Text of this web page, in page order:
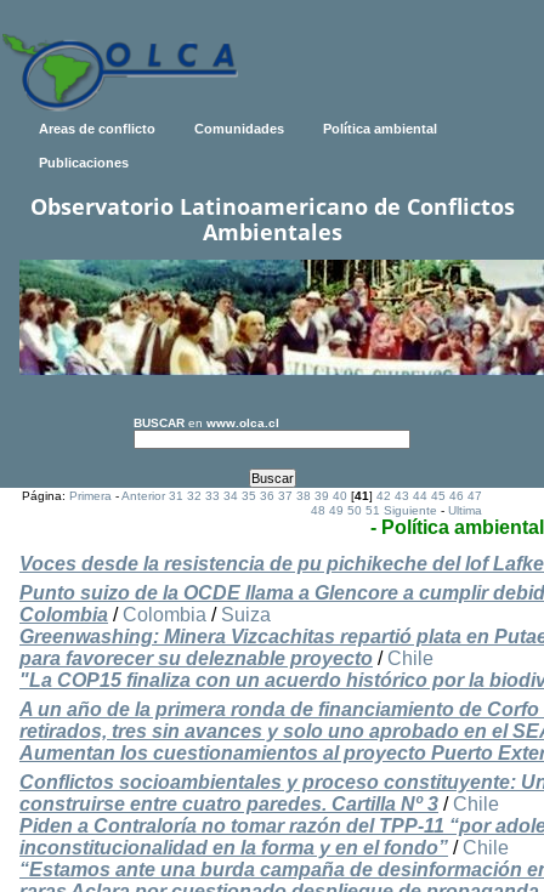
Areas de conflicto Comunidades Política ambiental
Publicaciones
Observatorio Latinoamericano de Conflictos
Ambientales
BUSCAR en www.olca.cl
Página:Primera -Anterior 31 32 33 34 35 36 37 38 39 40 [41]42 43 44 45 46 47
48 49 50 51 Siguiente -Ultima
- Política ambiental
Voces desde la resistencia de pu pichikeche del lof
Punto suizo de la OCDE llama a Glencore a cumplir
Colombia / Colombia / Suiza
Greenwashing: Minera Vizcachitas repartió plata en
para favorecer su deleznable proyecto / Chile
"La COP15 finaliza con un acuerdo histórico por la
A un año de la primera ronda de financiamiento de
retirados, tres sin avances y solo uno aprobado en el
Aumentan los cuestionamientos al proyecto Puerto
Conflictos socioambientales y proceso constituyente:
construirse entre cuatro paredes. Cartilla Nº 3 / Chile
Piden a Contraloría no tomar razón del TPP-11 “por
inconstitucionalidad en la forma y en el fondo” / Chile
“Estamos ante una burda campaña de desinformación